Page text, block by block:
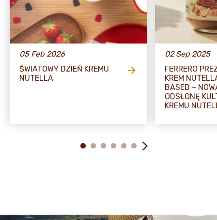
05 Feb 2026
ŚWIATOWY DZIEŃ KREMU
NUTELLA
02 Sep 2025
FERRERO
KREM
BASED –
ODSŁONĘ
KREMU